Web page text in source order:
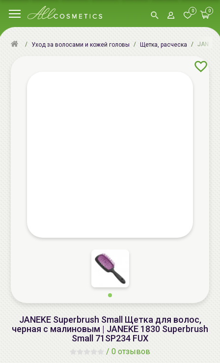
0 0
Уход за волосами и кожей головы Щетка, расческа
JANEKE Superbrush Small Щетка для волос,
черная с малиновым | JANEKE 1830 Superbrush
Small 71SP234 FUX
/ 0 отзывов